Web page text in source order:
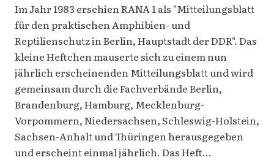
Im Jahr 1983 erschien RANA 1 als "Mitteilungsblatt
für den praktischen Amphibien- und
Reptilienschutz in Berlin, Hauptstadt der DDR". Das
kleine Heftchen mauserte sich zu einem nun
jährlich erscheinenden Mitteilungsblatt und wird
gemeinsam durch die Fachverbände Berlin,
Brandenburg, Hamburg, Mecklenburg-
Vorpommern, Niedersachsen, Schleswig-Holstein,
Sachsen-Anhalt und Thüringen herausgegeben
und erscheint einmal jährlich. Das Heft…